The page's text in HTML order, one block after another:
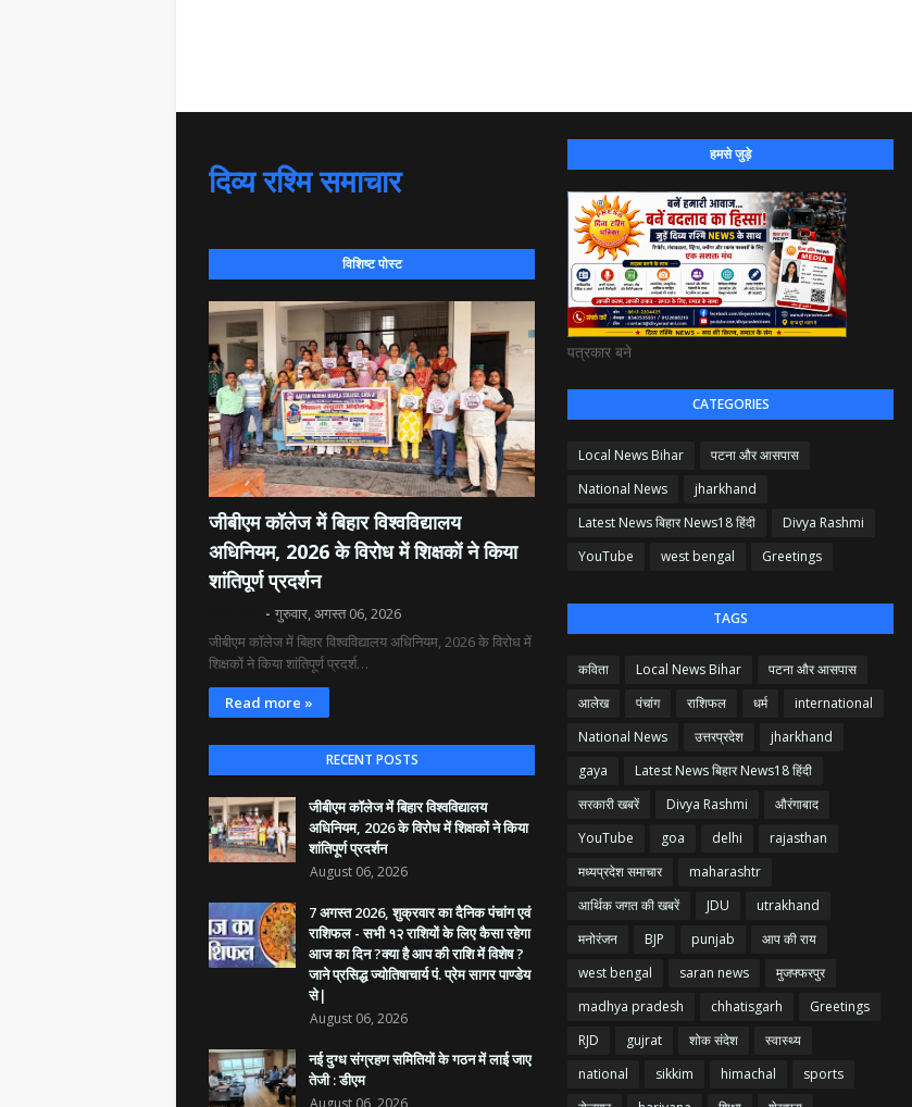
दिव्य रश्मि समाचार
विशिष्ट पोस्ट
जीबीएम कॉलेज में बिहार विश्वविद्यालय
अधिनियम, 2026 के विरोध में शिक्षकों ने किया
शांतिपूर्ण प्रदर्शन
गुरुवार, अगस्त 06, 2026
जीबीएम कॉलेज में बिहार विश्वविद्यालय अधिनियम, 2026 के विरोध में
शिक्षकों ने किया शांतिपूर्ण प्रदर्श…
Read more »
RECENT POSTS
जीबीएम कॉलेज में बिहार विश्वविद्यालय
अधिनियम, 2026 के विरोध में शिक्षकों ने किया
शांतिपूर्ण प्रदर्शन
August 06, 2026
7 अगस्त 2026, शुक्रवार का दैनिक पंचांग एवं
राशिफल - सभी १२ राशियों के लिए कैसा रहेगा
आज का दिन ?क्या है आप की राशि में विशेष ?
जाने प्रसिद्ध ज्योतिषाचार्य पं. प्रेम सागर पाण्डेय
से|
August 06, 2026
नई दुग्ध संग्रहण समितियों के गठन में लाई जाए
तेजी : डीएम
August 06, 2026
हमसे जुड़े
पत्रकार बने
CATEGORIES
Local News Bihar
पटना और आसपास
National News
jharkhand
Latest News बिहार News18 हिंदी
Divya Rashmi
YouTube
west bengal Greetings
TAGS
कविता Local News Bihar
पटना और आसपास
आलेख
पंचांग राशिफल धर्म
international
National News
उत्तरप्रदेश
jharkhand
gaya
Latest News बिहार News18 हिंदी
सरकारी खबरें
Divya Rashmi
औरंगाबाद
YouTube
goa delhi
rajasthan
मध्यप्रदेश समाचार
maharashtr
आर्थिक जगत की खबरें
JDU
utrakhand
मनोरंजन
BJP punjab
आप की राय
west bengal
saran news
मुजफ्फरपुर
madhya pradesh
chhatisgarh
Greetings
RJD
gujrat शोक संदेश
स्वास्थ्य
national
sikkim himachal
sports